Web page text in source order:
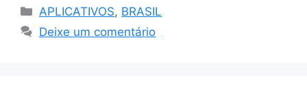
Categorias
APLICATIVOS, BRASIL
Deixe um comentário